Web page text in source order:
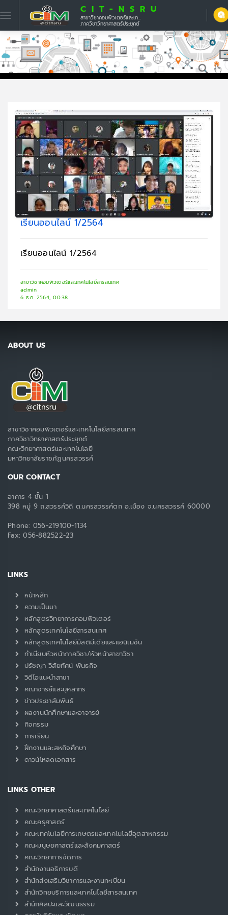
CIT-NSRU
สาขาวิชาคอมพิวเตอร์และเทคโนโลยีสารสนเทศ
ภาควิชาวิทยาศาสตร์ประยุกต์
เรียนออนไลน์ 1/2564
เรียนออนไลน์ 1/2564
สาขาวิชาคอมพิวเตอร์และเทคโนโลยีสารสนเทศ
admin
6 ธ.ค. 2564, 00:38
ABOUT US
สาขาวิชาคอมพิวเตอร์และเทคโนโลยีสารสนเทศ
ภาควิชาวิทยาศาสตร์ประยุกต์
คณะวิทยาศาสตร์และเทคโนโลยี
มหาวิทยาลัยราชภัฏนครสวรรค์
OUR CONTACT
อาคาร 4 ชั้น 1
398 หมู่ 9 ถ.สวรรค์วิถี ต.นครสวรรค์ตก อ.เมือง จ.นครสวรรค์ 60000
Phone: 056-219100-1134
Fax: 056-882522-23
LINKS
หน้าหลัก
ความเป็นมา
หลักสูตรวิทยาการคอมพิวเตอร์
หลักสูตรเทคโนโลยีสารสนเทศ
หลักสูตรเทคโนโลยีมัลติมีเดียและแอนิเมชัน
ทำเนียบหัวหน้าภาควิชา/หัวหน้าสาขาวิชา
ปรัชญา วิสัยทัศน์ พันธกิจ
วิดีโอแนะนำสาขา
คณาจารย์และบุคลากร
ข่าวประชาสัมพันธ์
ผลงานนักศึกษาและอาจารย์
กิจกรรม
การเรียน
ฝึกงานและสหกิจศึกษา
ดาวน์โหลดเอกสาร
LINKS OTHER
คณะวิทยาศาสตร์และเทคโนโลยี
คณะครุศาสตร์
คณะเทคโนโลยีการเกษตรและเทคโนโลยีอุตสาหกรรม
คณะมนุษยศาสตร์และสังคมศาสตร์
คณะวิทยาการจัดการ
สำนักงานอธิการบดี
สำนักส่งเสริมวิชาการและงานทะเบียน
สำนักวิทยบริการและเทคโนโลยีสารสนเทศ
สำนักศิลปะและวัฒนธรรม